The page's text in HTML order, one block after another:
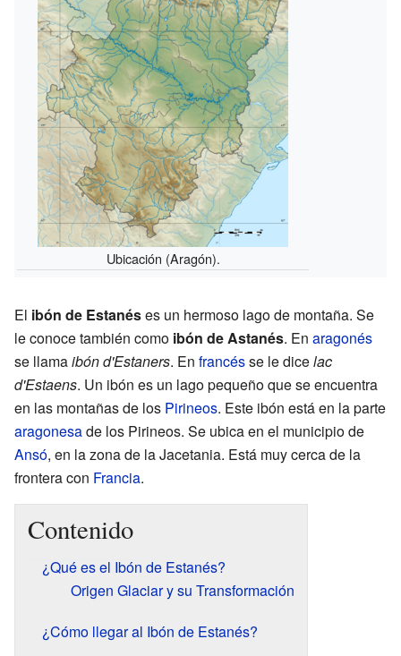
Ubicación (Aragón).
El ibón de Estanéses un hermoso lago de montaña. Se
le conoce también como ibón de Astanés. En aragonés
se llamaibón d'Estaners. En francésse le dicelac
d'Estaens. Un ibón es un lago pequeño que se encuentra
en las montañas de los Pirineos. Este ibón está en la parte
aragonesade los Pirineos. Se ubica en el municipio de
Ansó, en la zona de la Jacetania. Está muy cerca de la
frontera con Francia.
Contenido
¿Qué es el Ibón de Estanés?
Origen Glaciar y su Transformación
¿Cómo llegar al Ibón de Estanés?